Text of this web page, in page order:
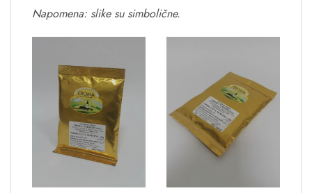
Napomena: slike su simbolične.